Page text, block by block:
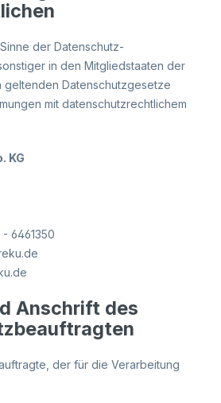
der Datenschutz-
in den Mitgliedstaaten der
geltenden Datenschutzgesetze
mit datenschutzrechtlichem
KG
6461350
Anschrift des
der für die Verarbeitung